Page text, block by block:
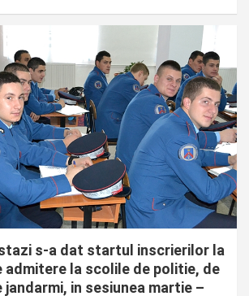
s-a dat startul inscrierilor la
admitere la scolile de politie, de
jandarmi, in sesiunea martie –